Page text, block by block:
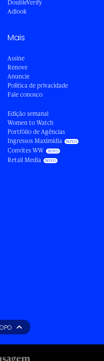
DoubleVerify
Adlook
Mais
Assine
Renove
Anuncie
Política de privacidade
Fale conosco
Edição semanal
Women to Watch
Portfólio de Agências
Ingressos Maximídia
Convites WW
Retail Media